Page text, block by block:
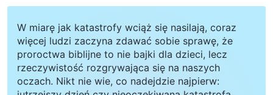
W miarę jak katastrofy wciąż się nasilają, coraz
więcej ludzi zaczyna zdawać sobie sprawę, że
proroctwa biblijne to nie bajki dla dzieci, lecz
rzeczywistość rozgrywająca się na naszych
oczach. Nikt nie wie, co nadejdzie najpierw: